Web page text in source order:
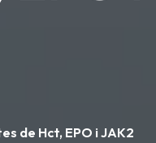
de Hct, EPO i JAK2